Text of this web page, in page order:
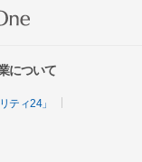
について
ティ24」